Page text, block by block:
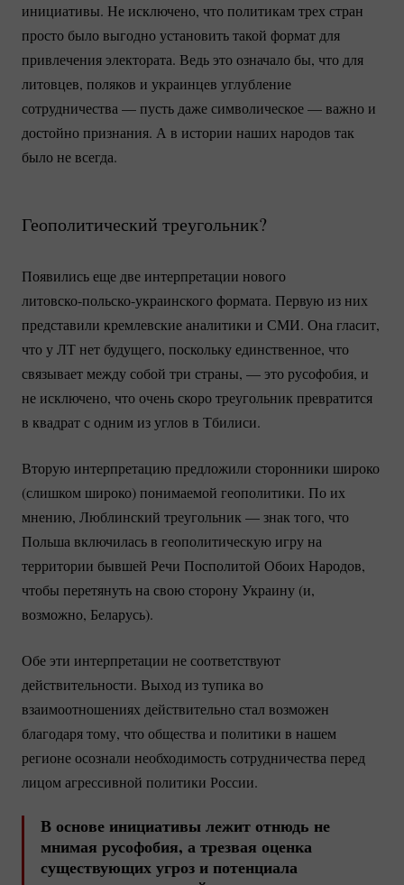
инициативы. Не исключено, что политикам трех стран
просто было выгодно установить такой формат для
привлечения электората. Ведь это означало бы, что для
литовцев, поляков и украинцев углубление
сотрудничества — пусть даже символическое — важно и
достойно признания. А в истории наших народов так
было не всегда.
Геополитический треугольник?
Появились еще две интерпретации нового
литовско-польско-украинскогоформата. Первую из них
представили кремлевские аналитики и СМИ. Она гласит,
что у ЛТ нет будущего, поскольку единственное, что
связывает между собой три страны, — это русофобия, и
не исключено, что очень скоро треугольник превратится
в квадрат с одним из углов в Тбилиси.
Вторую интерпретацию предложили сторонники широко
(слишком широко) понимаемой геополитики. По их
мнению, Люблинский треугольник — знак того, что
Польша включилась в геополитическую игру на
территории бывшей Речи Посполитой Обоих Народов,
чтобы перетянуть на свою сторону Украину (и,
возможно, Беларусь).
Обе эти интерпретации не соответствуют
действительности. Выход из тупика во
взаимоотношениях действительно стал возможен
благодаря тому, что общества и политики в нашем
регионе осознали необходимость сотрудничества перед
лицом агрессивной политики России.
В основе инициативы лежит отнюдь не
мнимая русофобия, а трезвая оценка
существующих угроз и потенциала